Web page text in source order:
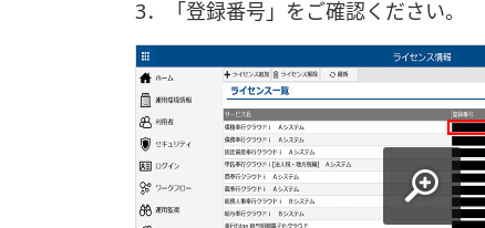
3．「登録番号」をご確認ください。